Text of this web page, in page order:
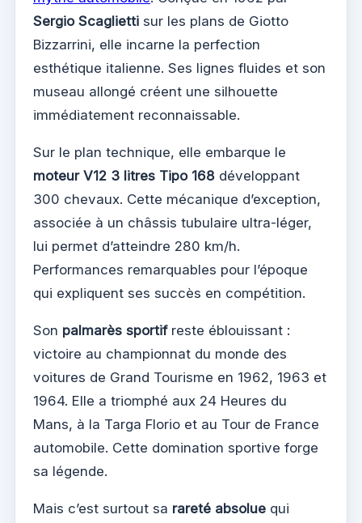
Sergio Scaglietti sur les plans de Giotto
Bizzarrini, elle incarne la perfection
esthétique italienne. Ses lignes fluides et son
museau allongé créent une silhouette
immédiatement reconnaissable.
Sur le plan technique, elle embarque le
moteur V12 3 litres Tipo 168 développant
300 chevaux. Cette mécanique d’exception,
associée à un châssis tubulaire ultra-léger,
lui permet d’atteindre 280 km/h.
Performances remarquables pour l’époque
qui expliquent ses succès en compétition.
Son palmarès sportifreste éblouissant :
victoire au championnat du monde des
voitures de Grand Tourisme en 1962, 1963 et
1964. Elle a triomphé aux 24 Heures du
Mans, à la Targa Florio et au Tour de France
automobile. Cette domination sportive forge
sa légende.
Mais c’est surtout sa rareté absolue qui